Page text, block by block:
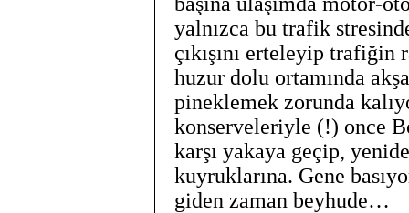
yalnızca bu trafik
çıkışını erteleyip trafiğin
huzur dolu ortamında
pineklemek zorunda
konserveleriyle (!) once
karşı yakaya geçip,
kuyruklarına. Gene
giden zaman beyhude…